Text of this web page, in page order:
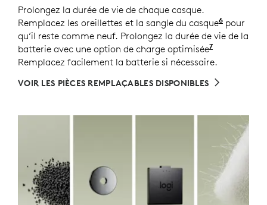
Prolongez la durée de vie de chaque casque.
Remplacez les oreillettes et la sangle du casque6 Les
pour
qu’il reste comme neuf. Prolongez la durée de vie de la
batterie avec une option de charge optimisée7
Remplacez facilement la batterie si nécessaire.
VOIR LES PIÈCES REMPLAÇABLES DISPONIBLES